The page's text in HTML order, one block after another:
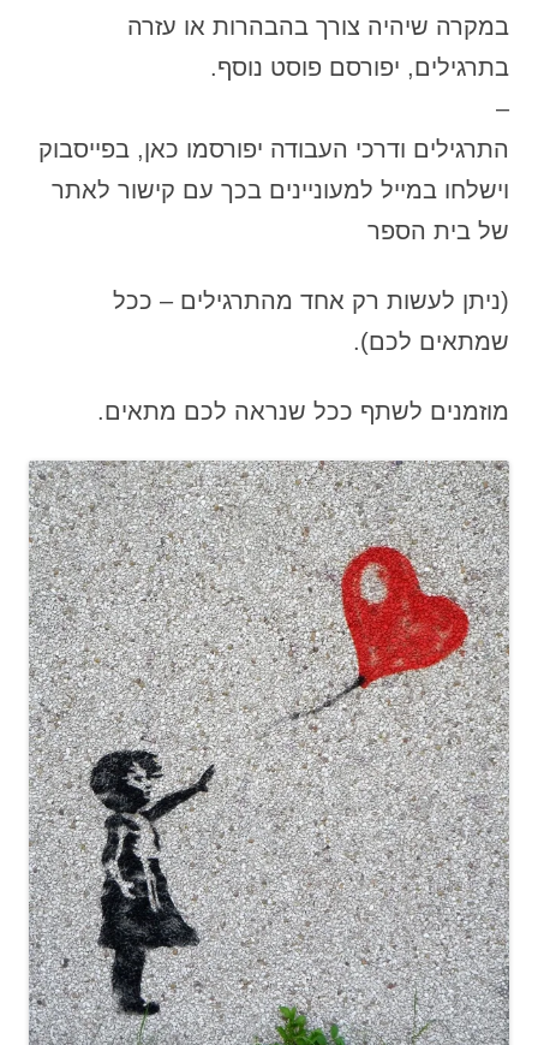
במקרה שיהיה צורך בהבהרות או עזרה
בתרגילים, יפורסם פוסט נוסף.
–
התרגילים ודרכי העבודה יפורסמו כאן, בפייסבוק
וישלחו במייל למעוניינים בכך עם קישור לאתר
של בית הספר
(ניתן לעשות רק אחד מהתרגילים – ככל
שמתאים לכם).
מוזמנים לשתף ככל שנראה לכם מתאים.